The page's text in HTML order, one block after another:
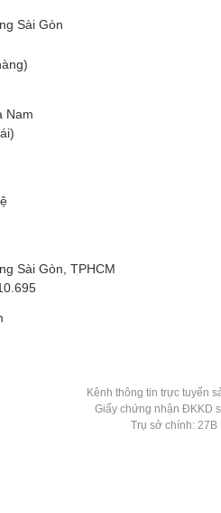
Sài Gòn
Nam
Sài Gòn, TPHCM
Kênh thông tin trực tuyến
Giấy chứng nhận ĐKKD
Trụ sở chính: